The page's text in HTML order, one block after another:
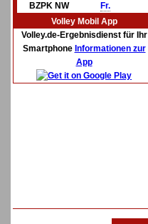
BZPK NW
Fr.
Volley Mobil App
Volley.de-Ergebnisdienst für Ihr
Smartphone Informationen zur
App